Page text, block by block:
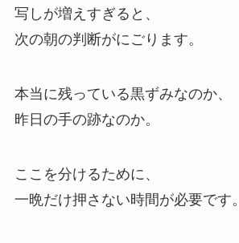
写しが増えすぎると、
次の朝の判断がにごります。
本当に残っている黒ずみなのか、
昨日の手の跡なのか。
ここを分けるために、
一晩だけ押さない時間が必要です。